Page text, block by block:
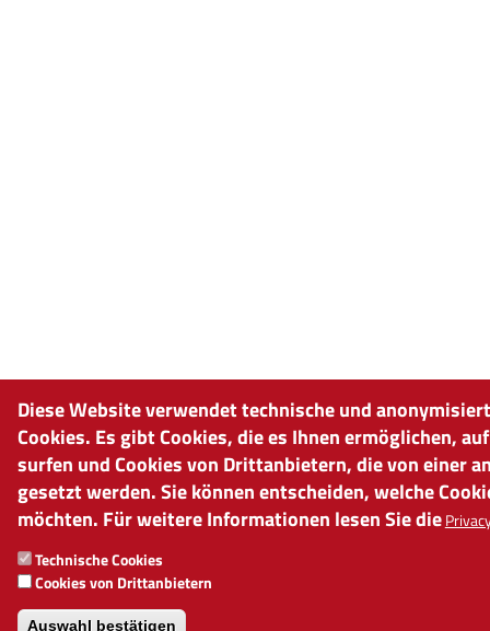
Diese Website verwendet technische und
Cookies. Es gibt Cookies, die es Ihnen ermöglichen,
surfen und Cookies von Drittanbietern, die von einer
gesetzt werden. Sie können entscheiden, welche
möchten. Für weitere Informationen lesen Sie die
Technische Cookies
Cookies von Drittanbietern
Auswahl bestätigen